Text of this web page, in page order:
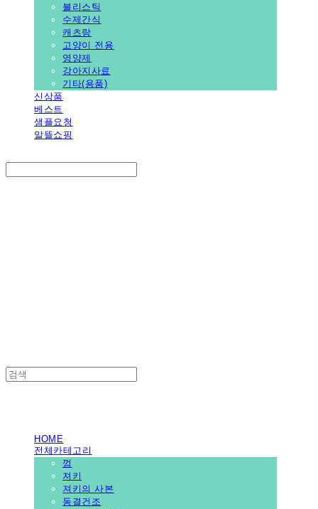
불리스틱
수제간식
캐츠랑
고양이 전용
영양제
강아지사료
기타(용품)
신상품
베스트
샘플요청
알뜰쇼핑
HOME
전체카테고리
껌
져키
져키의 사본
동결건조